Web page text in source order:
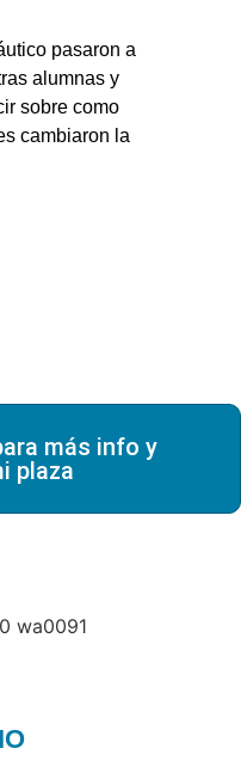
pasaron a
alumnas y
sobre como
cambiaron la
más info y
plaza